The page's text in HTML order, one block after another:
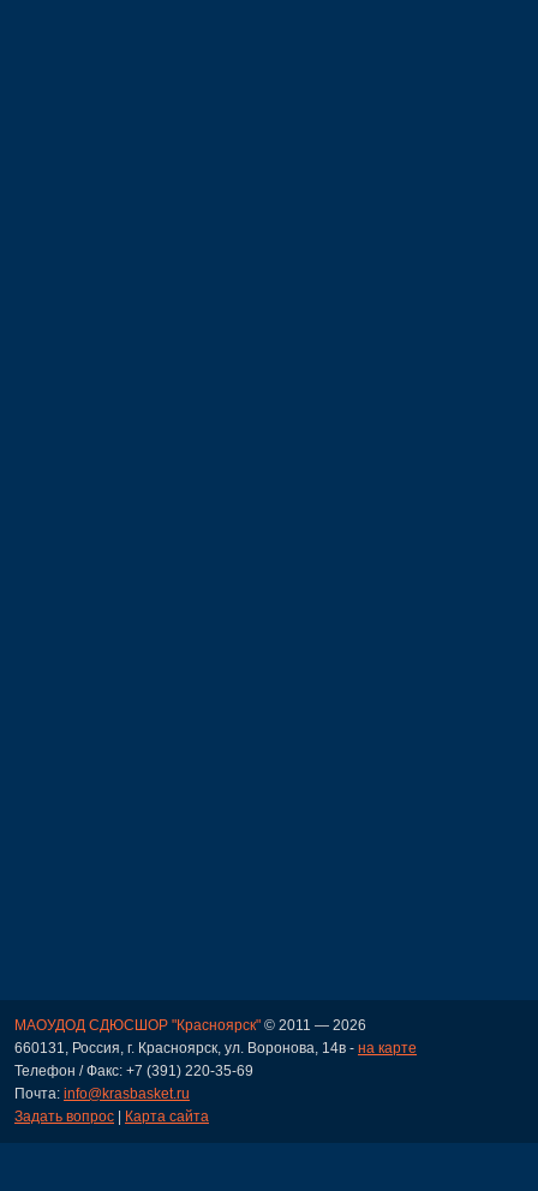
МАОУДОД СДЮСШОР "Красноярск" © 2011 — 2026
660131, Россия, г. Красноярск, ул. Воронова, 14в - на карте
Телефон / Факс: +7 (391) 220-35-69
Почта: info@krasbasket.ru
Задать вопрос | Карта сайта